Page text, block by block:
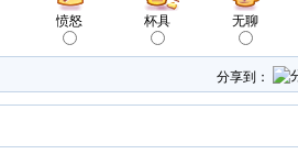
愤怒 杯具 无聊
分享到：